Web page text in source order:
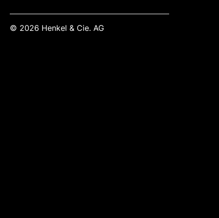
© 2026 Henkel & Cie. AG